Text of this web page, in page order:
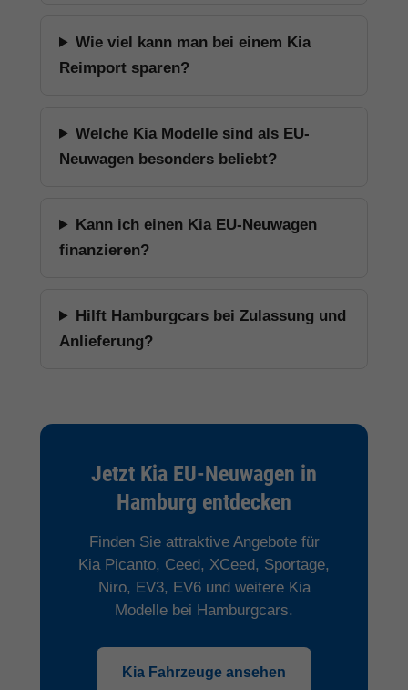
Wie viel kann man bei einem Kia
Reimport sparen?
Welche Kia Modelle sind als EU-
Neuwagen besonders beliebt?
Kann ich einen Kia EU-Neuwagen
finanzieren?
Hilft Hamburgcars bei Zulassung und
Anlieferung?
Jetzt Kia EU-Neuwagen in
Hamburg entdecken
Finden Sie attraktive Angebote für
Kia Picanto, Ceed, XCeed, Sportage,
Niro, EV3, EV6 und weitere Kia
Modelle bei Hamburgcars.
Kia Fahrzeuge ansehen